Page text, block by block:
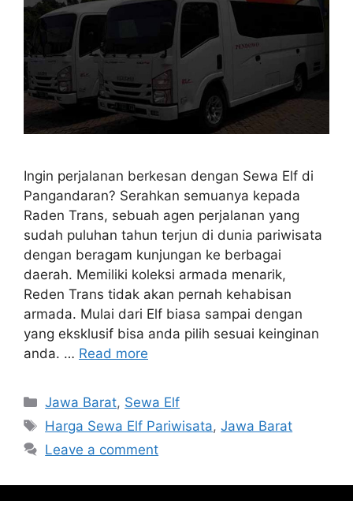
Ingin perjalanan berkesan dengan Sewa Elf di
Pangandaran? Serahkan semuanya kepada
Raden Trans, sebuah agen perjalanan yang
sudah puluhan tahun terjun di dunia pariwisata
dengan beragam kunjungan ke berbagai
daerah. Memiliki koleksi armada menarik,
Reden Trans tidak akan pernah kehabisan
armada. Mulai dari Elf biasa sampai dengan
yang eksklusif bisa anda pilih sesuai keinginan
anda. … Read more
Categories
Jawa Barat, Sewa Elf
Tags
Harga Sewa Elf Pariwisata,Jawa Barat
Leave a comment